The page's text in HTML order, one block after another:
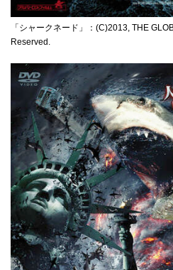
「シャークネード」：(C)2013, THE
Reserved.